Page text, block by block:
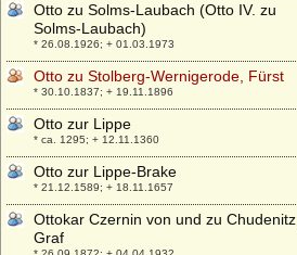
Otto zu Solms-Laubach (Otto IV. zu
Solms-Laubach)
* 26.08.1926; + 01.03.1973
Otto zu Stolberg-Wernigerode, Fürst
* 30.10.1837; + 19.11.1896
Otto zur Lippe
* ca. 1295; + 12.11.1360
Otto zur Lippe-Brake
* 21.12.1589; + 18.11.1657
Ottokar Czernin von und zu Chudenitz,
Graf